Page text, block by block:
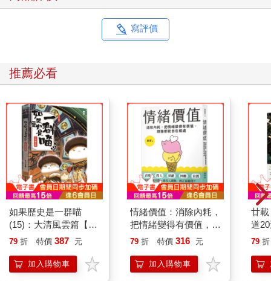
寫評價
推薦必看
如果歷史是一群喵
(15)：大清風雲篇【萌
貓漫畫學歷史】
79 折 特價 387 元
加入購物車
情緒價值：消除內耗，
把情緒變得有價值，跟
誰都能自在相處
79 折 特價 316 元
加入購物車
廿
道
79 折